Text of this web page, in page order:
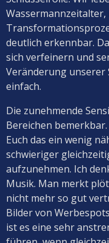
deutlich erkennbar.
sich verfeinern und
Veränderung unserer
einfach.
Die zunehmende
Bereichen
Euch das ein wenig
schwieriger
aufzunehmen. Ich
Musik. Man merkt
nicht mehr so gut
Bilder von
ist es eine sehr